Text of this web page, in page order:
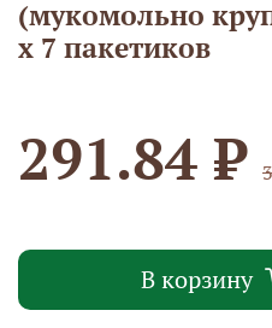
(мукомольно
х 7 пакетиков
291.84 ₽
В корзину